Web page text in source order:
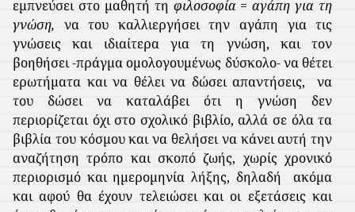
εμπνεύσει στο μαθητή τη φιλοσοφία = αγάπη για τη
γνώση, να του καλλιεργήσει την αγάπη για τις
γνώσεις και ιδιαίτερα για τη γνώση, και τον
βοηθήσει -πράγμα ομολογουμένως δύσκολο- να θέτει
ερωτήματα και να θέλει να δώσει απαντήσεις,
να
του δώσει να καταλάβει ότι η γνώση δεν
περιορίζεται όχι στο σχολικό βιβλίο, αλλά σε όλα τα
βιβλία του κόσμου και να θελήσει να κάνει αυτή την
αναζήτηση τρόπο και σκοπό ζωής, χωρίς χρονικό
περιορισμό και ημερομηνία λήξης, δηλαδή
ακόμα
και αφού θα έχουν τελειώσει και οι εξετάσεις και